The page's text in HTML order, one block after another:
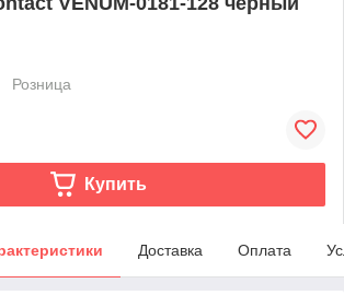
Розница
Купить
Доставка Оплата